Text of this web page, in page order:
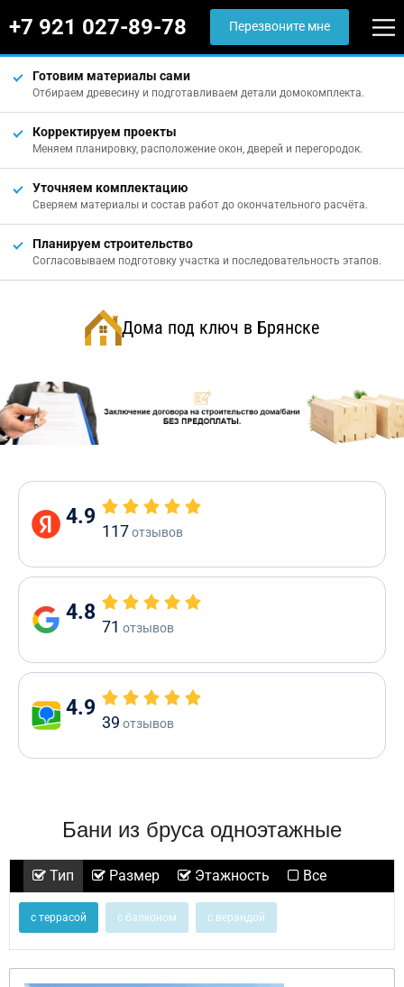
+7 921 027-89-78 Перезвоните мне
Готовим материалы сами
Отбираем древесину и подготавливаем детали домокомплекта.
Корректируем проекты
Меняем планировку, расположение окон, дверей и перегородок.
Уточняем комплектацию
Сверяем материалы и состав работ до окончательного расчёта.
Планируем строительство
Согласовываем подготовку участка и последовательность этапов.
Дома под ключ в Брянске
4.9
117отзывов
4.8
71 отзывов
4.9
39 отзывов
Бани из бруса одноэтажные
Тип Размер Этажность Все
с террасой с балконом с верандой